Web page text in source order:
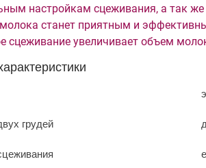
настройкам сцеживания, а так
станет приятным и
сцеживание увеличивает объем
грудей